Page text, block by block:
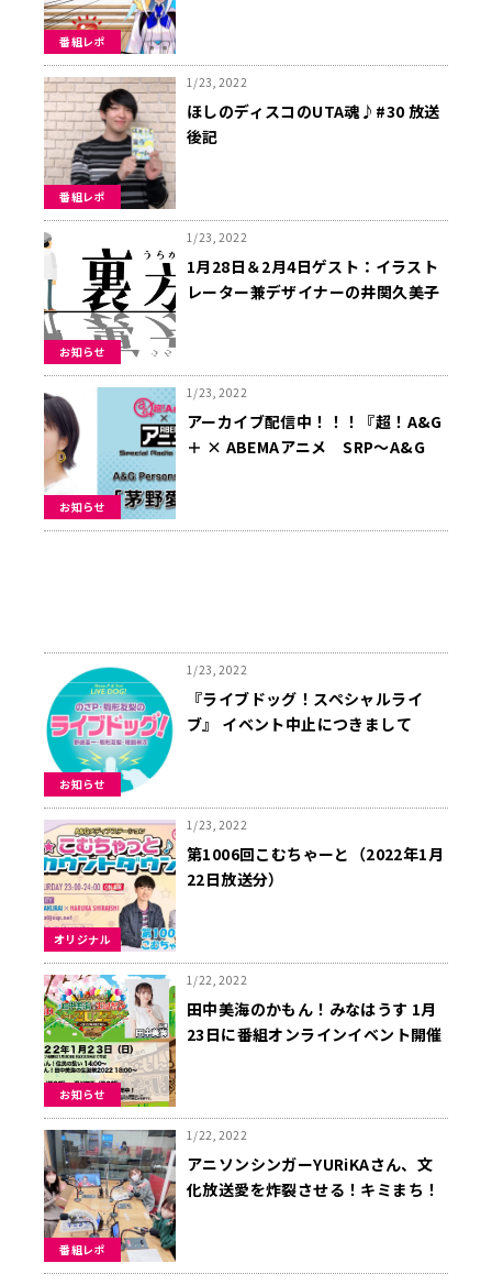
番組レポ
番組レポ
1/23, 2022
ほしのディスコのUTA魂♪#30 放送
後記
お知らせ
1/23, 2022
1月28日＆2月4日ゲスト：イラスト
レーター兼デザイナーの井関久美子
お知らせ
1/23, 2022
アーカイブ配信中！！！『超！A&G
＋ × ABEMAアニメ SRP～A&G
お知らせ
1/23, 2022
『ライブドッグ！スペシャルライ
ブ』 イベント中止につきまして
オリジナル
1/23, 2022
第1006回こむちゃーと（2022年1月
22日放送分）
お知らせ
1/22, 2022
田中美海のかもん！みなはうす 1月
23日に番組オンラインイベント開催
番組レポ
1/22, 2022
アニソンシンガーYURiKAさん、文
化放送愛を炸裂させる！キミまち！